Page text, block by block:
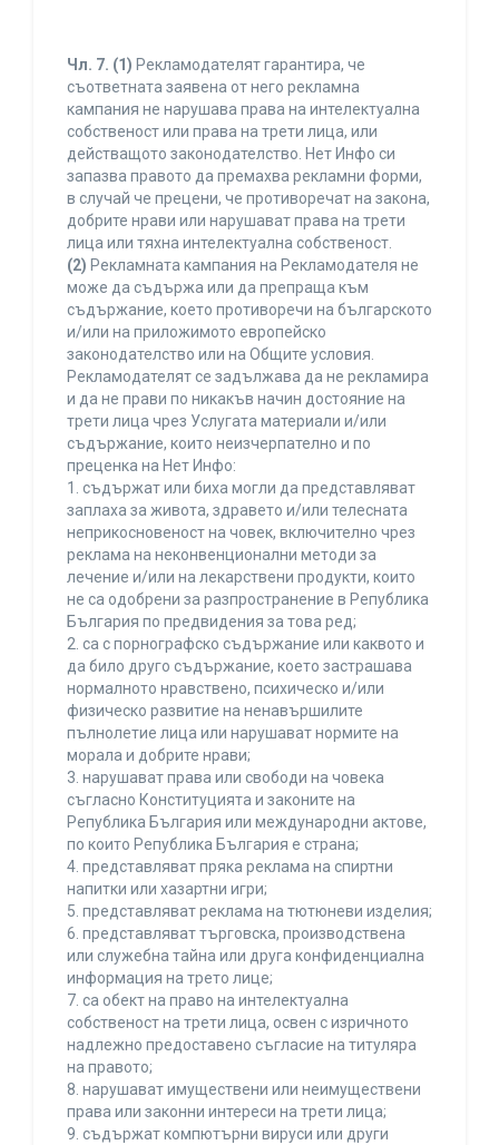
Чл. 7. (1) Рекламодателят гарантира, че
съответната заявена от него рекламна
кампания не нарушава права на интелектуална
собственост или права на трети лица, или
действащото законодателство. Нет Инфо си
запазва правото да премахва рекламни форми,
в случай че прецени, че противоречат на закона,
добрите нрави или нарушават права на трети
лица или тяхна интелектуална собственост.
(2) Рекламната кампания на Рекламодателя не
може да съдържа или да препраща към
съдържание, което противоречи на българското
и/или на приложимото европейско
законодателство или на Общите условия.
Рекламодателят се задължава да не рекламира
и да не прави по никакъв начин достояние на
трети лица чрез Услугата материали и/или
съдържание, които неизчерпателно и по
преценка на Нет Инфо:
1. съдържат или биха могли да представляват
заплаха за живота, здравето и/или телесната
неприкосновеност на човек, включително чрез
реклама на неконвенционални методи за
лечение и/или на лекарствени продукти, които
не са одобрени за разпространение в Република
България по предвидения за това ред;
2. са с порнографско съдържание или каквото и
да било друго съдържание, което застрашава
нормалното нравствено, психическо и/или
физическо развитие на ненавършилите
пълнолетие лица или нарушават нормите на
морала и добрите нрави;
3. нарушават права или свободи на човека
съгласно Конституцията и законите на
Република България или международни актове,
по които Република България е страна;
4. представляват пряка реклама на спиртни
напитки или хазартни игри;
5. представляват реклама на тютюневи изделия;
6. представляват търговска, производствена
или служебна тайна или друга конфиденциална
информация на трето лице;
7. са обект на право на интелектуална
собственост на трети лица, освен с изричното
надлежно предоставено съгласие на титуляра
на правото;
8. нарушават имуществени или неимуществени
права или законни интереси на трети лица;
9. съдържат компютърни вируси или други